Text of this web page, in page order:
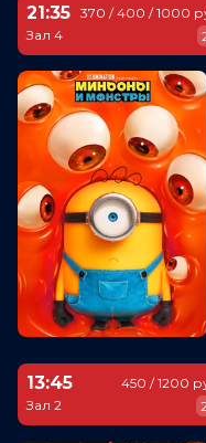
21:35
Зал 4
370 / 400 / 1000
13:45
Зал 2
450 / 1200